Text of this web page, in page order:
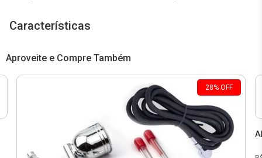
Características
Aproveite e Compre Também
28% OFF